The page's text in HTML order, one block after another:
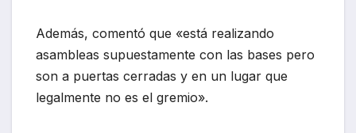
Además, comentó que «está realizando
asambleas supuestamente con las bases pero
son a puertas cerradas y en un lugar que
legalmente no es el gremio».